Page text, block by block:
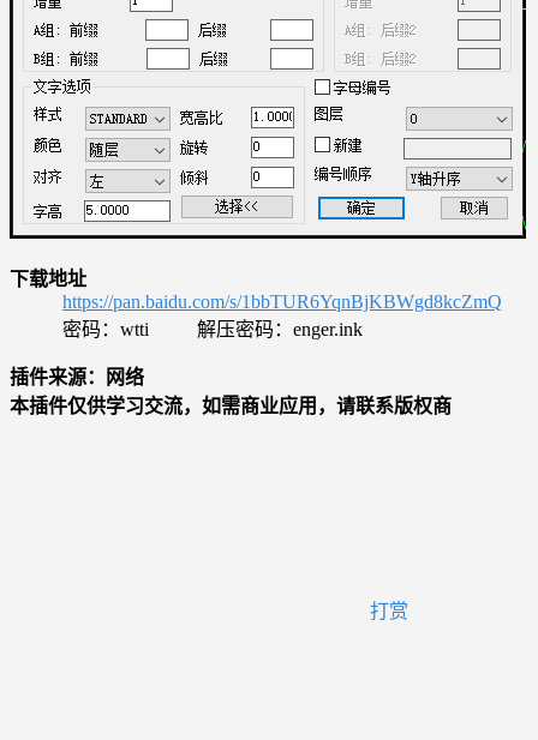
下载地址
https://pan.baidu.com/s/1bbTUR6YqnBjKBWgd8kcZmQ
密码：wtti 解压密码：enger.ink
插件来源：网络
本插件仅供学习交流，如需商业应用，请联系版权商
打赏